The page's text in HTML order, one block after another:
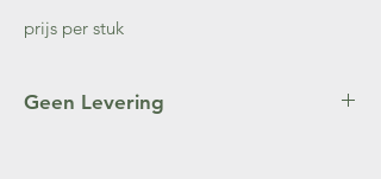
prijs per stuk
Geen Levering